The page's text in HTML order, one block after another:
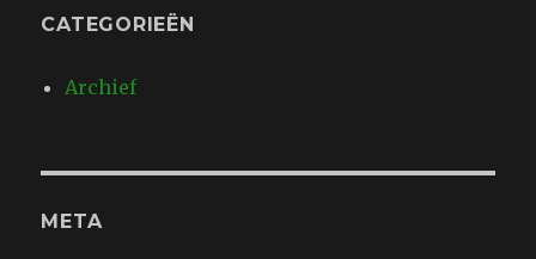
CATEGORIEËN
Archief
META